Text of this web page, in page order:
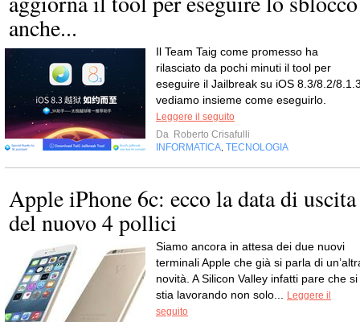
anche...
Il Team Taig come promesso ha
rilasciato da pochi minuti il tool per
eseguire il Jailbreak su iOS 8.3/8.2/
vediamo insieme come eseguirlo.
Leggere il seguito
Da Roberto Crisafulli
INFORMATICA TECNOLOGIA
Apple iPhone 6c: ecco la data di uscita
del nuovo 4 pollici
Siamo ancora in attesa dei due nuovi
terminali Apple che già si parla di
novità. A Silicon Valley infatti pare che si
stia lavorando non solo...
Leggere il
seguito